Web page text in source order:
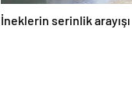
İneklerin serinlik arayışı